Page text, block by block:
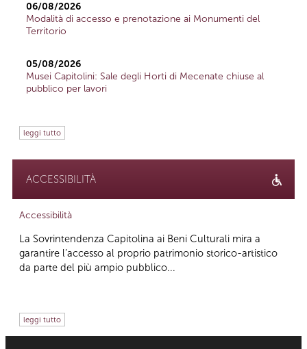
06/08/2026
Modalità di accesso e prenotazione ai Monumenti del
Territorio
05/08/2026
Musei Capitolini: Sale degli Horti di Mecenate chiuse al
pubblico per lavori
leggi tutto
ACCESSIBILITÀ
Accessibilità
La Sovrintendenza Capitolina ai Beni Culturali mira a
garantire l’accesso al proprio patrimonio storico-artistico
da parte del più ampio pubblico...
leggi tutto